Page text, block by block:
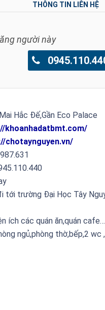
THÔNG TIN LIÊN HỆ
người này
Hắc Đế,Gần Eco Palace
khoanhadatbmt.com/
chotaynguyen.vn/
tới trường Đại Học Tây
ích các quán ăn,quán cafe…
ngủ,phòng thờ,bếp,2 wc